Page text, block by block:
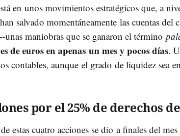
en unos movimientos estratégicos que, a
salvado momentáneamente las cuentas del
--unas maniobras que se ganaron el término
de euros en apenas un mes y pocos días.
contables, aunque el grado de liquidez sea
por el 25% de derechos
estas cuatro acciones se dio a finales del